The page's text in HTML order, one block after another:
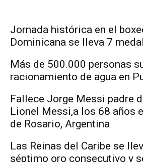
Jornada histórica en el
Dominicana se lleva 7
Más de 500.000 personas
racionamiento de agua en
Fallece Jorge Messi padre
Lionel Messi,a los 68 años
de Rosario, Argentina
Las Reinas del Caribe se
séptimo oro consecutivo y